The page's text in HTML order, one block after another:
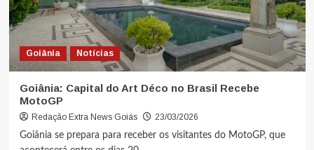
Goiânia Notícias
Goiânia: Capital do Art Déco no Brasil Recebe
MotoGP
Redação Extra News Goiás
23/03/2026
Goiânia se prepara para receber os visitantes do MotoGP, que